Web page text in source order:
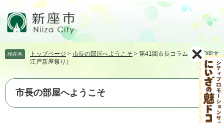
頭
す。
飛
て
本
現在地 トップページ > 市長の部屋へようこそ > 第41回市長コラム（第10回大
江戸新座祭り）
市長の部屋へようこそ